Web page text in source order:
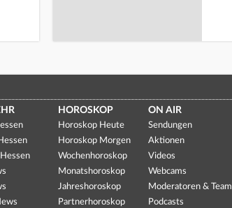
HOROSKOP
Horoskop Heute
Horoskop Morgen
Wochenhoroskop
Monatshoroskop
Jahreshoroskop
Partnerhoroskop
ON AIR
Sendungen
Aktionen
Videos
Webcams
Moderatoren & Team
Podcasts